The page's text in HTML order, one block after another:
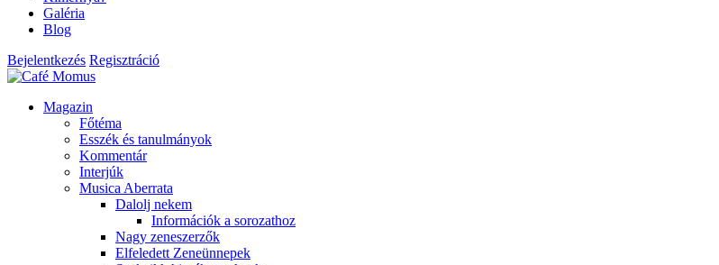
Galéria
Blog
Bejelentkezés Regisztráció
Magazin
Főtéma
Esszék és tanulmányok
Kommentár
Interjúk
Musica Aberrata
Dalolj nekem
Információk a sorozathoz
Nagy zeneszerzők
Elfeledett Zeneünnepek